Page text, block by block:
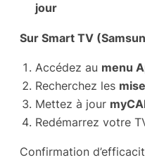
jour
Sur Smart TV
Accédez au menu
Recherchez les
Mettez à jour
Redémarrez votre
Confirmation